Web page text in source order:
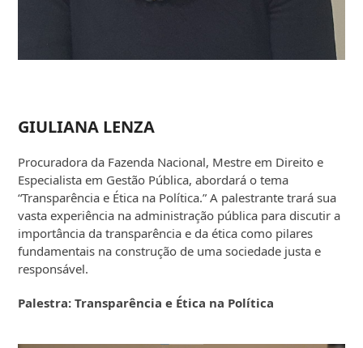
GIULIANA LENZA
Procuradora da Fazenda Nacional, Mestre em Direito e
Especialista em Gestão Pública, abordará o tema
“Transparência e Ética na Política.” A palestrante trará sua
vasta experiência na administração pública para discutir a
importância da transparência e da ética como pilares
fundamentais na construção de uma sociedade justa e
responsável.
Palestra:Transparência e Ética na Política